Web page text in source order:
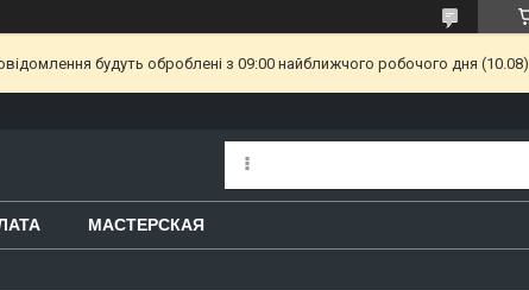
будуть оброблені з 09:00 найближчого робочого дня (10.08).
МАСТЕРСКАЯ